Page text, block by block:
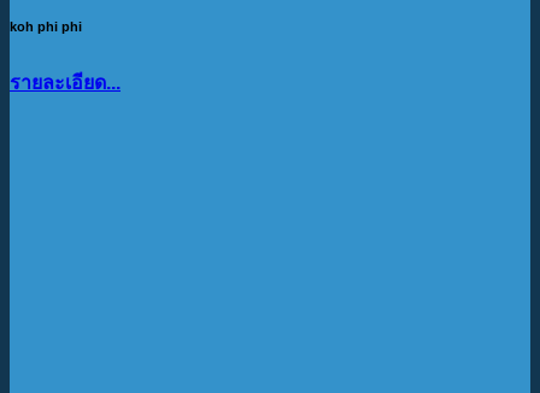
koh phi phi
รายละเอียด...